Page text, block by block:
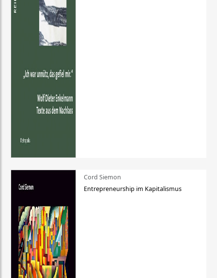
Cord Siemon
Entrepreneurship im Kapitalismus